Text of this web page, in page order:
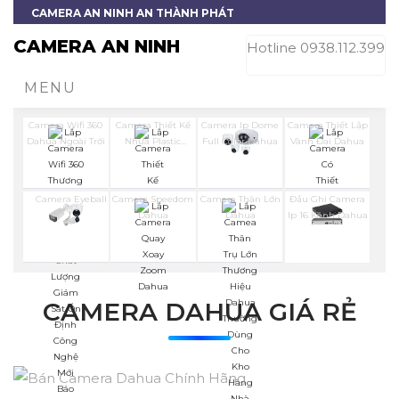
CAMERA AN NINH AN THÀNH PHÁT
CAMERA AN NINH Hotline 0938.112.399
MENU
Camera Wifi 360
Dahua Ngoài Trời
Camera Thiết Kế
Nhựa Plastic
Camera Ip Dome
Full Color Dahua
Camera Thiết Lập
Vành Đai Dahua
Camera Eyeball Camera Speedom
Dahua
Camera Thân Lớn
Dahua
Đầu Ghi Camera
Ip 16 Kênh Dahua
CAMERA DAHUA GIÁ RẺ